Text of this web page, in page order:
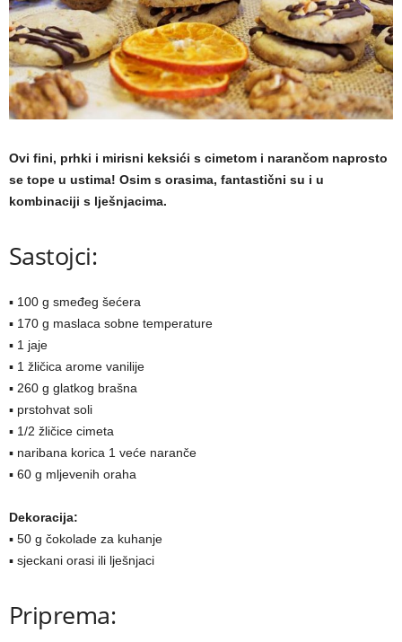
Ovi fini, prhki i mirisni keksići s cimetom i narančom naprosto
se tope u ustima! Osim s orasima, fantastični su i u
kombinaciji s lješnjacima.
Sastojci:
▪ 100 g smeđeg šećera
▪ 170 g maslaca sobne temperature
▪ 1 jaje
▪ 1 žličica arome vanilije
▪ 260 g glatkog brašna
▪ prstohvat soli
▪ 1/2 žličice cimeta
▪ naribana korica 1 veće naranče
▪ 60 g mljevenih oraha
Dekoracija:
▪ 50 g čokolade za kuhanje
▪ sjeckani orasi ili lješnjaci
Priprema: